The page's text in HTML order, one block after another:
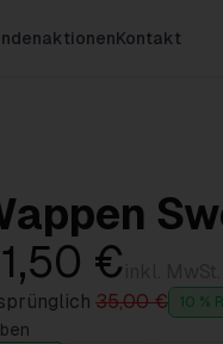
Kontakt
€
35,00 € 10 %